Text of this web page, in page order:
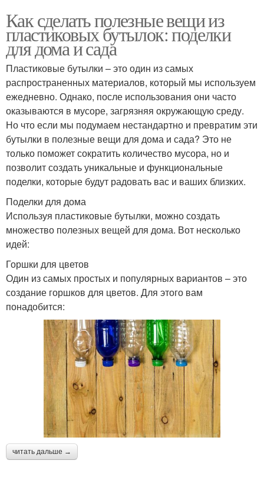
Как сделать полезные вещи из
пластиковых бутылок: поделки
для дома и сада
Пластиковые бутылки – это один из самых
распространенных материалов, который мы используем
ежедневно. Однако, после использования они часто
оказываются в мусоре, загрязняя окружающую среду.
Но что если мы подумаем нестандартно и превратим эти
бутылки в полезные вещи для дома и сада? Это не
только поможет сократить количество мусора, но и
позволит создать уникальные и функциональные
поделки, которые будут радовать вас и ваших близких.
Поделки для дома
Используя пластиковые бутылки, можно создать
множество полезных вещей для дома. Вот несколько
идей:
Горшки для цветов
Один из самых простых и популярных вариантов – это
создание горшков для цветов. Для этого вам
понадобится:
читать дальше →